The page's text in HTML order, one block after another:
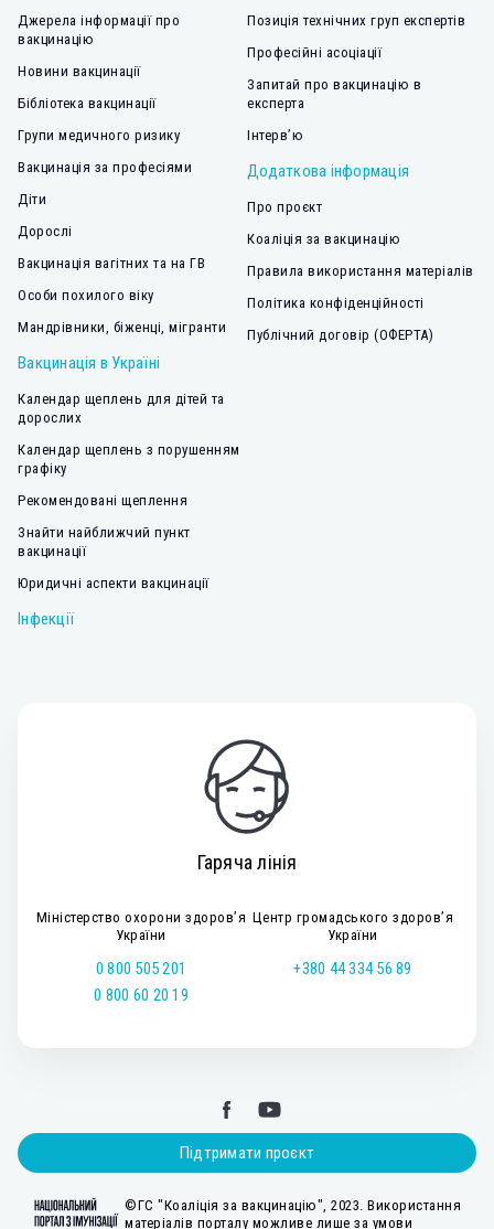
Джерела інформації про
вакцинацію
Новини вакцинації
Бібліотека вакцинації
Групи медичного ризику
Вакцинація за професіями
Діти
Дорослі
Вакцинація вагітних та на ГВ
Особи похилого віку
Мандрівники, біженці, мігранти
Вакцинація в Україні
Календар щеплень для дітей та
дорослих
Календар щеплень з порушенням
графіку
Рекомендовані щеплення
Знайти найближчий пункт
вакцинації
Юридичні аспекти вакцинації
Інфекції
Позиція технічних груп експертів
Професійні асоціації
Запитай про вакцинацію в
експерта
Інтерв’ю
Додаткова інформація
Про проєкт
Коаліція за вакцинацію
Правила використання матеріалів
Політика конфіденційності
Публічний договір (ОФЕРТА)
Гаряча лінія
Міністерство охорони здоров’я
України
0 800 505 201
0 800 60 20 19
Центр громадського здоров’я
України
+380 44 334 56 89
Підтримати проєкт
©ГС "Коаліція за вакцинацію", 2023. Використання
матеріалів порталу можливе лише за умови